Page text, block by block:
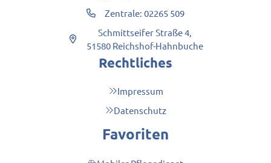
Zentrale: 02265 509
Schmittseifer Straße 4,
51580 Reichshof-Hahnbuche
Rechtliches
Impressum
Datenschutz
Favoriten